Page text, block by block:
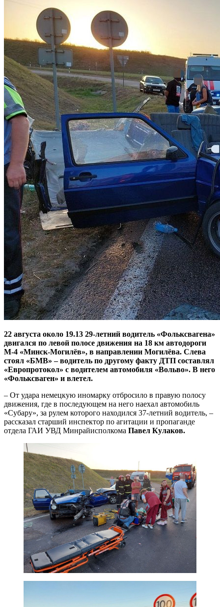
22 августа около 19.13 29-летний водитель «Фольксвагена»
двигался по левой полосе движения на 18 км автодороги
М-4 «Минск-Могилёв», в направлении Могилёва. Слева
стоял «БМВ» – водитель по другому факту ДТП составлял
«Европротокол» с водителем автомобиля «Вольво». В него
«Фольксваген» и влетел.
– От удара немецкую иномарку отбросило в правую полосу
движения, где в последующем на него наехал автомобиль
«Субару», за рулем которого находился 37-летний водитель, –
рассказал старший инспектор по агитации и пропаганде
отдела ГАИ УВД Минрайисполкома Павел Кулаков.